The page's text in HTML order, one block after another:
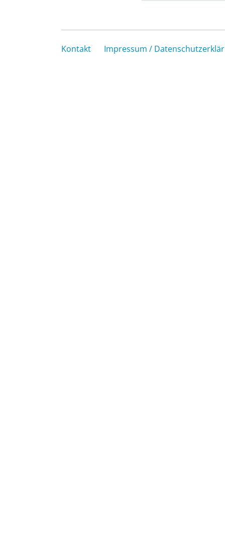
Kontakt Impressum /